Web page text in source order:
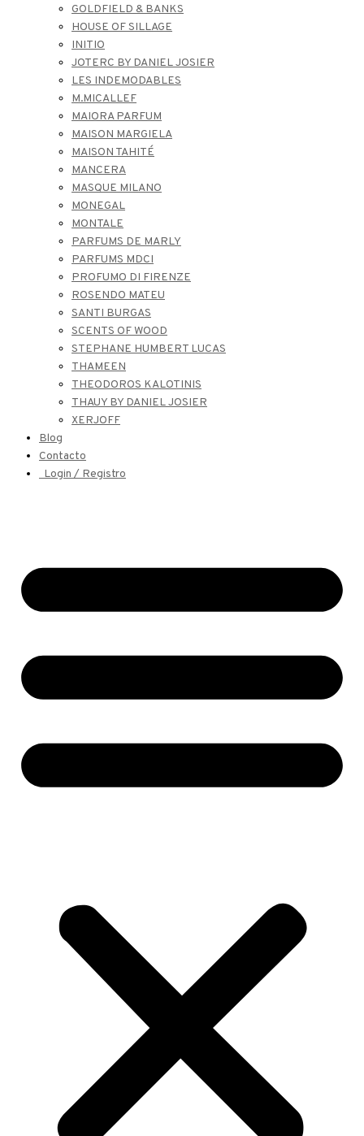
GOLDFIELD & BANKS
HOUSE OF SILLAGE
INITIO
JOTERC BY DANIEL JOSIER
LES INDEMODABLES
M.MICALLEF
MAIORA PARFUM
MAISON MARGIELA
MAISON TAHITÉ
MANCERA
MASQUE MILANO
MONEGAL
MONTALE
PARFUMS DE MARLY
PARFUMS MDCI
PROFUMO DI FIRENZE
ROSENDO MATEU
SANTI BURGAS
SCENTS OF WOOD
STEPHANE HUMBERT LUCAS
THAMEEN
THEODOROS KALOTINIS
THAUY BY DANIEL JOSIER
XERJOFF
Blog
Contacto
Login / Registro